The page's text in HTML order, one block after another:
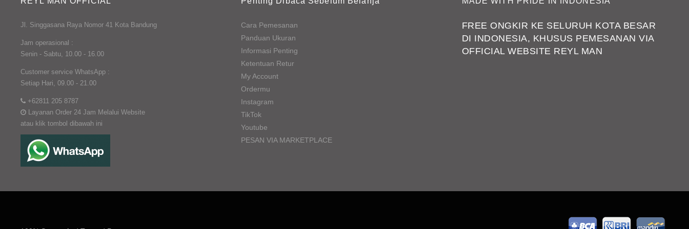
Jl. Singgasana Raya Nomor 41 Kota Bandung
Jam operasional :
Senin - Sabtu, 10.00 - 16.00
Customer service WhatsApp :
Setiap Hari, 09.00 - 21.00
+62811 205 8787
Layanan Order 24 Jam Melalui Website
atau klik tombol dibawah ini
Cara Pemesanan
Panduan Ukuran
Informasi Penting
Ketentuan Retur
My Account
Ordermu
Instagram
TikTok
Youtube
PESAN VIA MARKETPLACE
FREE ONGKIR KE SELURUH KOTA BESAR
DI INDONESIA, KHUSUS PEMESANAN VIA
OFFICIAL WEBSITE REYL MAN